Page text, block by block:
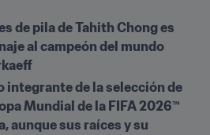
de pila de Tahith Chong es
al campeón del mundo
integrante de la selección de
Mundial de la FIFA 2026™
aunque sus raíces y su